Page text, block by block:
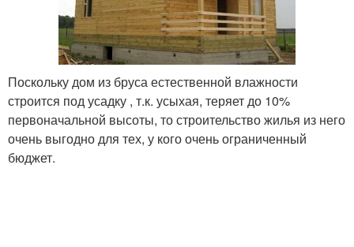
Поскольку дом из бруса естественной влажности
строится под усадку , т.к. усыхая, теряет до 10%
первоначальной высоты, то строительство жилья из него
очень выгодно для тех, у кого очень ограниченный
бюджет.